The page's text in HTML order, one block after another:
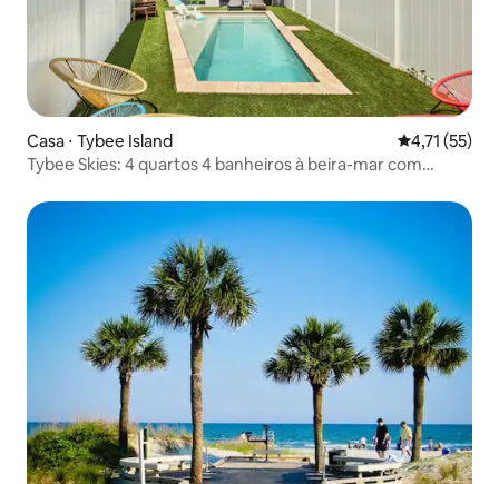
Casa ⋅ Tybee Island 4,71 de uma
4,71 (55)
Tybee Skies: 4 quartos 4 banheiros à beira-mar com